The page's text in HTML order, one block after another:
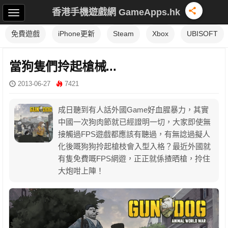
香港手機遊戲網 GameApps.hk
免費遊戲 iPhone更新 Steam Xbox UBISOFT
當狗隻們拎起槍械...
2013-06-27 7421
成日聽到有人話外國Game好血腥暴力，其實
中國一次狗肉節就已經證明一切，大家即使無
接觸過FPS遊戲都應該有聽過，有無諗過擬人
化後嘅狗狗拎起槍枝會入型入格？最近外國就
有隻免費嘅FPS網遊，正正就係揸晒槍，拎住
大炮咁上陣！